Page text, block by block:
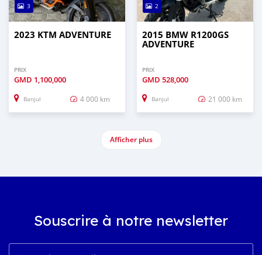
3
2023 KTM ADVENTURE
PRIX
GMD 1,100,000
Banjul 4 000 km
2
2015 BMW R1200GS
ADVENTURE
PRIX
GMD 528,000
Banjul 21 000 km
Afficher plus
Souscrire à notre newsletter